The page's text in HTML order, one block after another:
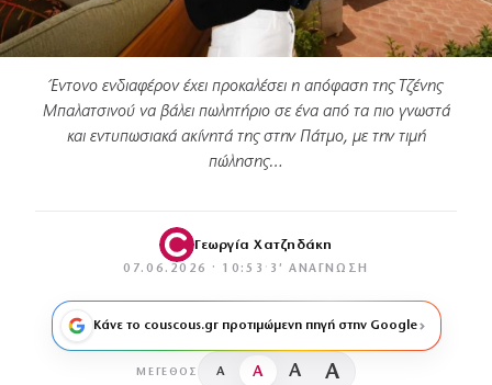
Έντονο ενδιαφέρον έχει προκαλέσει η απόφαση της Τζένης
Μπαλατσινού να βάλει πωλητήριο σε ένα από τα πιο γνωστά
και εντυπωσιακά ακίνητά της στην Πάτμο, με την τιμή
πώλησης…
Γεωργία Χατζηδάκη
07.06.2026 · 10:53 · 3′ ΑΝΆΓΝΩΣΗ
Κάνε το couscous.gr προτιμώμενη πηγή στην Google
ΜΈΓΕΘΟΣ A A A A